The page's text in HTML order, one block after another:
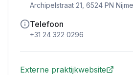
Archipelstraat 21, 6524 PN
Telefoon
+31 24 322 0296
Externe praktijkwebsite